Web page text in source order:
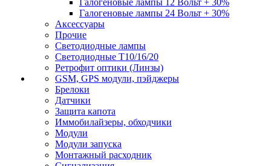
Галогеновые лампы 12 Вольт + 30%
Галогеновые лампы 24 Вольт + 30%
Аксессуары
Прочие
Светодиодные лампы
Светодиодные Т10/16/20
Ретрофит оптики (Линзы)
GSM, GPS модули, пэйджеры
Брелоки
Датчики
Защита капота
Иммобилайзеры, обходчики
Модули
Модули запуска
Монтажный расходник